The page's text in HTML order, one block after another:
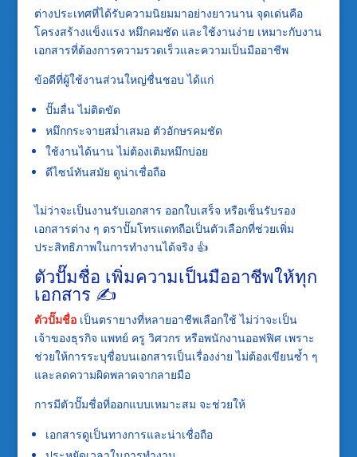
ต่างประเทศที่ได้รับความนิยมมาอย่างยาวนาน จุดเด่นคือ
โครงสร้างแข็งแรง หมึกคมชัด และใช้งานง่าย เหมาะกับงาน
เอกสารที่ต้องการความรวดเร็วและความเป็นมืออาชีพ
ข้อดีที่ผู้ใช้งานส่วนใหญ่ชื่นชอบ ได้แก่
ปั๊มลื่น ไม่ติดขัด
หมึกกระจายสม่ำเสมอ ตัวอักษรคมชัด
ใช้งานได้นาน ไม่ต้องเติมหมึกบ่อย
ดีไซน์ทันสมัย ดูน่าเชื่อถือ
ไม่ว่าจะเป็นงานรับเอกสาร ออกใบเสร็จ หรือเซ็นรับรอง
เอกสารต่าง ๆ ตราปั๊มโทรแดทถือเป็นตัวเลือกที่ช่วยเพิ่ม
ประสิทธิภาพในการทำงานได้จริง 👍
ตัวปั๊มชื่อ เพิ่มความเป็นมืออาชีพให้ทุก
เอกสาร ✍️
ตัวปั๊มชื่อเป็นตรายางที่หลายอาชีพเลือกใช้ ไม่ว่าจะเป็น
เจ้าของธุรกิจ แพทย์ ครู วิศวกร หรือพนักงานออฟฟิศ เพราะ
ช่วยให้การระบุชื่อบนเอกสารเป็นเรื่องง่าย ไม่ต้องเขียนซ้ำ ๆ
และลดความผิดพลาดจากลายมือ
การมีตัวปั๊มชื่อที่ออกแบบเหมาะสม จะช่วยให้
เอกสารดูเป็นทางการและน่าเชื่อถือ